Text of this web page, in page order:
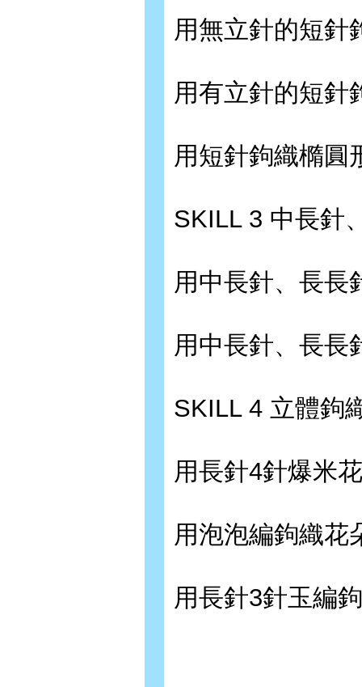
用無立針的短針
用有立針的短針
用短針鉤織橢圓
SKILL 3 中長針
用中長針、長長
用中長針、長長
SKILL 4 立體鉤
用長針4針爆米
用泡泡編鉤織花
用長針3針玉編